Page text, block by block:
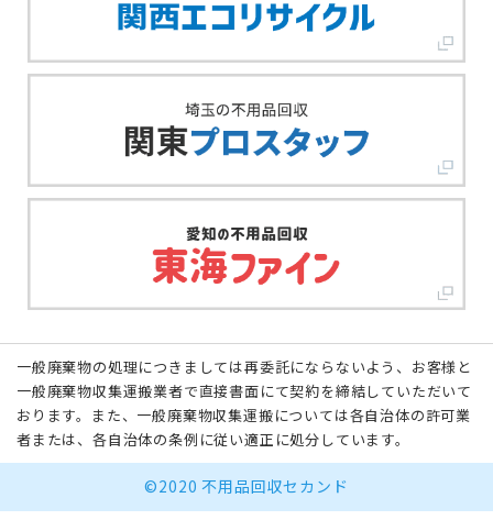
一般廃棄物の処理につきましては再委託にならないよう、お客様と
一般廃棄物収集運搬業者で直接書面にて契約を締結していただいて
おります。また、一般廃棄物収集運搬については各自治体の許可業
者または、各自治体の条例に従い適正に処分しています。
©2020 不用品回収セカンド